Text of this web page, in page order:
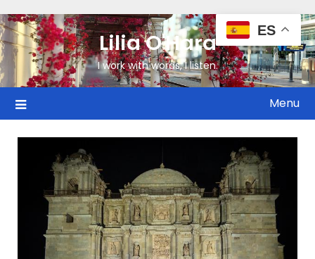
Lilia O'Hara
I work with words, I listen.
Menu
ES